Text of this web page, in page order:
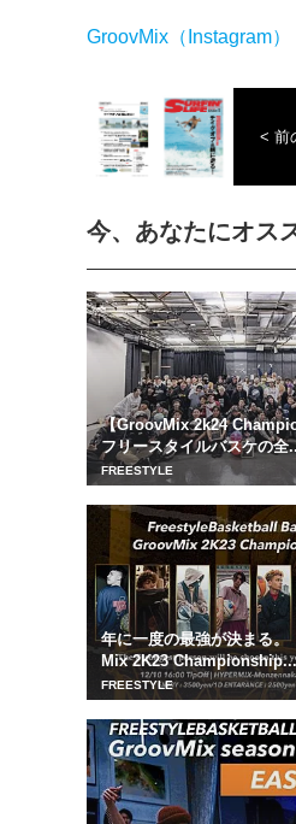
GroovMix（Instagram）
< 前
今、あなたにオス
【GroovMix 2k24
フリースタイルバスケの全
FREESTYLE
年に一度の最強が決まる。
Mix 2K23 Championship...
FREESTYLE